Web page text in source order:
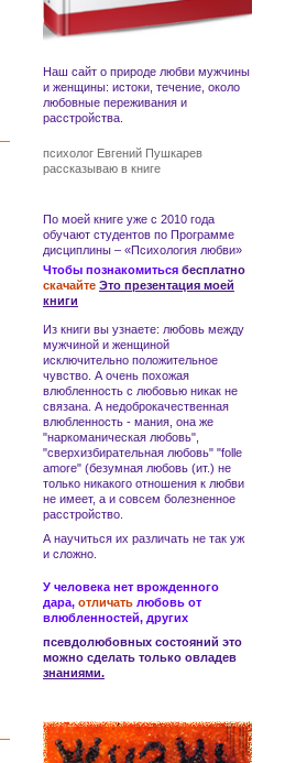
Наш сайт о природе любви мужчины
и женщины: истоки, течение, около
любовные переживания и
расстройства
психолог Евгений Пушкарев
рассказываю в книге
По моей книге уже с 2010 года
обучают студентов по Программе
дисциплины – «Психология любви»
Чтобы познакомиться бесплатно
скачайте Это презентация моей
книги
Из книги вы узнаете: любовь между
мужчиной и женщиной
исключительно положительное
чувство. А очень похожая
влюбленность с любовью никак не
связана. А недоброкачественная
влюбленность - мания , она же
"наркоманическая любовь",
"сверхизбирательная любовь" "folle
amore" (безумная любовь (ит.) не
только никакого отношения к любви
не имеет, а и совсем болезненное
расстройство
А научиться их различать не так уж
и сложно.
У человека нет врожденного
дара, отличать любовь от
влюбленностей, других
псевдолюбовных состояний это
можно сделать только овладев
знаниями.